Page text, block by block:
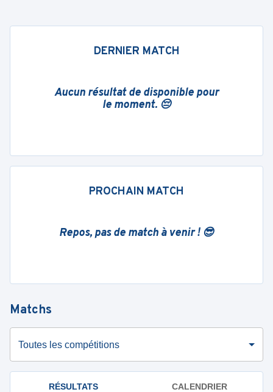
DERNIER MATCH
Aucun résultat de disponible pour
le moment. 😔
PROCHAIN MATCH
Repos, pas de match à venir ! 😎
Matchs
Toutes les compétitions
RÉSULTATS CALENDRIER